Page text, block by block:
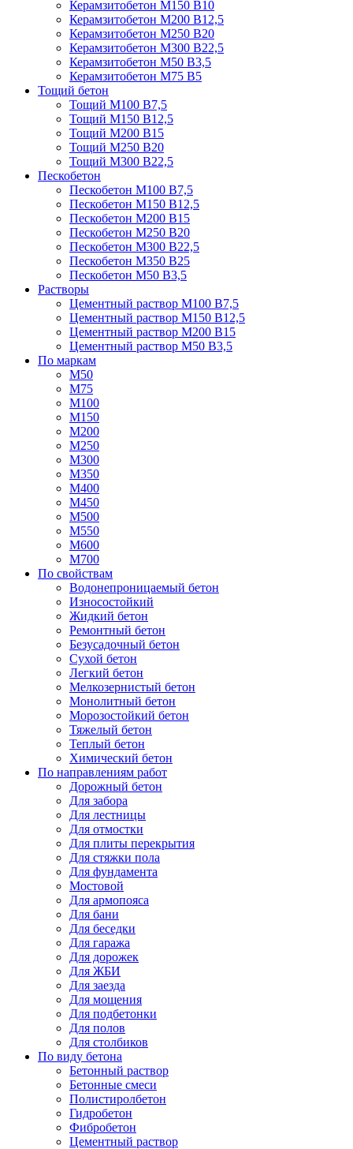
Керамзитобетон М150 В10
Керамзитобетон М200 В12,5
Керамзитобетон М250 В20
Керамзитобетон М300 В22,5
Керамзитобетон М50 В3,5
Керамзитобетон М75 В5
Тощий бетон
Тощий М100 В7,5
Тощий М150 В12,5
Тощий М200 В15
Тощий М250 В20
Тощий М300 В22,5
Пескобетон
Пескобетон М100 В7,5
Пескобетон М150 В12,5
Пескобетон М200 В15
Пескобетон М250 В20
Пескобетон М300 В22,5
Пескобетон М350 В25
Пескобетон М50 В3,5
Растворы
Цементный раствор М100 В7,5
Цементный раствор М150 В12,5
Цементный раствор М200 В15
Цементный раствор М50 В3,5
По маркам
М50
М75
М100
М150
М200
М250
М300
М350
М400
М450
М500
М550
М600
М700
По свойствам
Водонепроницаемый бетон
Износостойкий
Жидкий бетон
Ремонтный бетон
Безусадочный бетон
Сухой бетон
Легкий бетон
Мелкозернистый бетон
Монолитный бетон
Морозостойкий бетон
Тяжелый бетон
Теплый бетон
Химический бетон
По направлениям работ
Дорожный бетон
Для забора
Для лестницы
Для отмостки
Для плиты перекрытия
Для стяжки пола
Для фундамента
Мостовой
Для армопояса
Для бани
Для беседки
Для гаража
Для дорожек
Для ЖБИ
Для заезда
Для мощения
Для подбетонки
Для полов
Для столбиков
По виду бетона
Бетонный раствор
Бетонные смеси
Полистиролбетон
Гидробетон
Фибробетон
Цементный раствор